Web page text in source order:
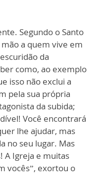
Segundo o Santo
a quem vive em
da
como, ao exemplo
isso não exclui a
pela sua própria
da subida;
Você encontrará
lhe ajudar, mas
no seu lugar. Mas
A Igreja e muitas
vocês”, exortou o